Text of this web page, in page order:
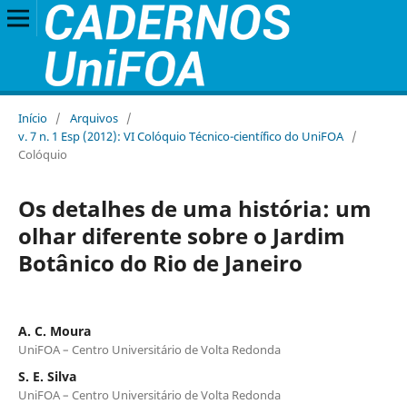
Início / Arquivos /
v. 7 n. 1 Esp (2012): VI Colóquio Técnico-científico do UniFOA /
Colóquio
Os detalhes de uma história: um
olhar diferente sobre o Jardim
Botânico do Rio de Janeiro
A. C. Moura
UniFOA – Centro Universitário de Volta Redonda
S. E. Silva
UniFOA – Centro Universitário de Volta Redonda